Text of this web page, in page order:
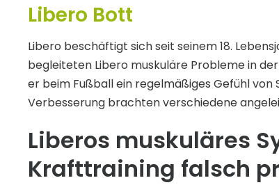
Libero Bott
Libero beschäftigt sich seit seinem 18.
begleiteten Libero muskuläre Probleme in
er beim Fußball ein regelmäßiges Gefühl
Verbesserung brachten verschiedene
Liberos muskuläres
Krafttraining falsch